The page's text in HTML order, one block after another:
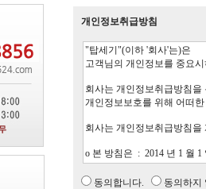
개인정보취급방침
동의합니다. 동의하지